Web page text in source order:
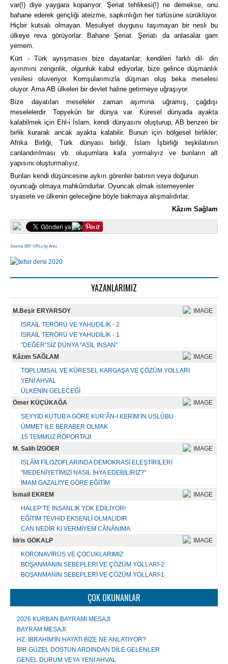
var(!) diye yaygara koparıyor. Şeriat tehlikesi(!) ne demekse, onu
bahane ederek gençliği ateizme, sapkınlığın her türlüsüne sürüklüyor.
Hiçbir kutsalı olmayan. Mesuliyet duygusu taşımayan bir nesli bu
ülkeye reva görüyorlar. Bahane Şeriat. Şeriatı da anlasalar gam
yemem.
Kürt - Türk ayrışmasını bize dayatanlar; kendileri farklı dil- din
ayırımını zenginlik, olgunluk kabul ediyorlar, bize gelince düşmanlık
vesilesi oluveriyor. Komşularımızla düşman oluş beka meselesi
oluyor. Ama AB ülkeleri bir devlet haline getirmeye uğraşıyor.
Bize dayatılan meseleler zaman aşımına uğramış, çağdışı
meselelerdir. Topyekûn bir dünya var. Küresel dünyada ayakta
kalabilmek için Ehl-i İslam, kendi dünyasını oluşturup, AB benzeri bir
birlik kurarak ancak ayakta kalabilir. Bunun için bölgesel birlikler;
Afrika Birliği, Türk dünyası birliği, İslam İşbirliği teşkilatının
canlandırılması vb. oluşumlara kafa yormalıyız ve bunların alt
yapısını oluşturmalıyız.
Bunları kendi düşüncesine aykırı görenler batının veya doğunun
oyuncağı olmaya mahkûmdurlar. Oyuncak olmak istemeyenler
siyasete ve ülkenin geleceğine böyle bakmaya alışmalıdırlar.
Kâzım Sağlam
Joomla SEF URLs by Artio
YAZANLARIMIZ
M.Beşir ERYARSOY
İSRAİL TERÖRÜ VE YAHUDİLİK - 2
İSRAİL TERÖRÜ VE YAHUDİLİK - 1
“DEĞER”SİZ DÜNYA “ASİL İNSAN”
BAYRAM TEBRİĞİ YERİNE
KİTAB-MÎZÂN-DEMİR
KORONA VİRÜS'ÜN HATIRLATTIKLARI
TÜRKİYE VE DÜNYA GÜNDEMİ İLE İLGİLENMENİN GEREKLİLİĞİ - 2
TÜRKİYE VE DÜNYA GÜNDEMİ İLE İLGİLENMENİN GEREKLİLİĞİ-1
ATALETİMİZİN SEBEPLERİ
BAYRAM TEBRİĞİ
Tüm yazıları...
Kâzım SAĞLAM
TOPLUMSAL VE KÜRESEL KARGAŞA VE ÇÖZÜM YOLLARI
YENİ AHVAL
ÜLKENİN GELECEĞİ
KARGAŞA DÖNEMİNİN AHVALİ
BİR ÇAĞRI VEYA ÇIĞLIK
SİYASETİ/ÜLKEYİ ANLAMA BİÇİMLERİ
AÇILIM - ATILIM
BAYRAM MESAJI 2023
GEÇMİŞ OLSUN TÜRKİYE
Tüm yazıları...
Ömer KÜÇÜKAĞA
SEYYİD KUTUB'A GÖRE KUR’ÂN-I KERİM’İN USLÛBU
ÜMMET İLE BERABER OLMAK
15 TEMMUZ RÖPORTAJI
Mısır'ın İstiklal Mahkemeleri
İsrail : Tevrata İhanet Edenlerin Devletidir
Tüm yazıları...
M. Salih İZGÖER
İSLÂM FİLOZOFLARINDA DEMOKRASİ ELEŞTİRİLERİ
"MEDENİYETİMİZİ NASIL İHYA EDEBİLİRİZ?"
İMAM GAZALİ'YE GÖRE EĞİTİM
KÜÇÜK ALEMDEKİ MEDENİYET
HATALARIMIZI DUYMAYA OLAN İHTİYACIMIZ
AKLIN ANLAMI
KİŞİNİN MEDENÎLİĞİNDEN ÜMMETİN MEDENİYETİNE
BİR DARBE KALKIŞMASININ ARDINDAN
ÇAĞIN GÖÇMENLERİ
Tüm yazıları...
İsmail EKREM
HALEP’TE İNSANLIK YOK EDİLİYOR!
EĞİTİM TEVHİD EKSENLİ OLMALIDIR
CAN NEDİR Kİ VERMİYEM CÂNÂNIMA
KİBİRDE BENLİK İDDİASI VARDIR
USÛL BİL, ÜSLÛP BİL, ÂDÂP BİL!
BU TOPRAKLAR İSLÂM COĞRAFYASIDIR, HAİNLERE VE
KATİLLERE BIRAKILAMAZ
Tüm yazıları...
İdris GÖKALP
KORONAVİRÜS VE ÇOCUKLARIMIZ
BOŞANMANIN SEBEPLERİ VE ÇÖZÜM YOLLARI-2
BOŞANMANIN SEBEPLERİ VE ÇÖZÜM YOLLARI-1
ÇOCUK GELİŞİMİNDE MÜSLÜMAN AİLE MODELİ
MÜSLÜMANIN TATİL ANLAYIŞI
ÇAĞDAŞ EĞİTİM ANLAYIŞLARININ HADİSLERDEN ÇIKARACAĞI
YÖNTEMLER
ÖLEN HALEP DEĞİL İNSANLIĞIMIZ
GENÇLERE 100 TAVSİYE
EĞİTİMİN ANA TEMASI "SALİH İNSAN YETİŞTİRMEK"
ÇOK OKUNANLAR
2026 KURBAN BAYRAMI MESAJI
BAYRAM MESAJI
HZ. İBRAHİM'İN HAYATI BİZE NE ANLATIYOR?
BİR GÜZEL DOSTUN ARDINDAN DİLE GELENLER
GENEL DURUM VEYA YENİ AHVAL